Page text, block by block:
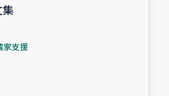
所づくり
食料支援と農家生産支援
ける羊の畜産支援
家支援